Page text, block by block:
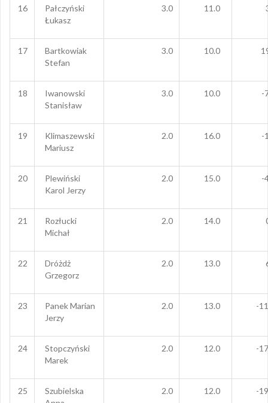
16
Pałczyński
Łukasz
3.0 11.0
17
Bartkowiak
Stefan
3.0 10.0
18
Iwanowski
Stanisław
3.0 10.0 -
19
Klimaszewski
Mariusz
2.0 16.0 -
20
Plewiński
Karol Jerzy
2.0 15.0 -
21
Rozłucki
Michał
2.0 14.0
22
Dróżdż
Grzegorz
2.0 13.0
23
Panek Marian
Jerzy
2.0 13.0 -
24
Stopczyński
Marek
2.0 12.0 -
25
Szubielska
2.0 12.0 -